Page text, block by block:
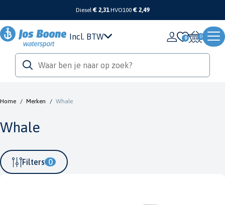
Diesel€ 2,31 HVO100 € 2,49
Incl. BTW 0
Home / Merken / Whale
Whale
Filters 0